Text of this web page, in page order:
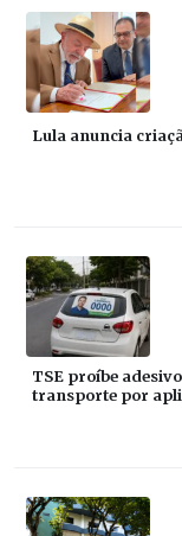
Lula anuncia
TSE proíbe
transporte por